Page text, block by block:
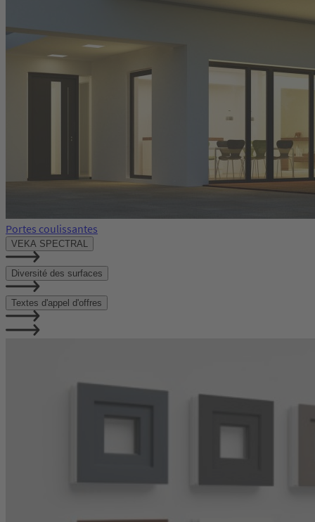
Portes coulissantes
VEKA SPECTRAL
Diversité des surfaces
Textes d'appel d'offres